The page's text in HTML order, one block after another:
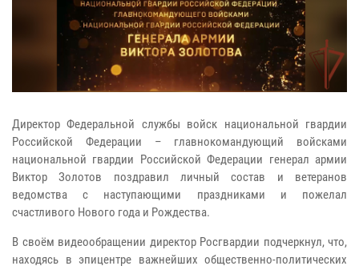
Директор Федеральной службы войск национальной гвардии
Российской Федерации – главнокомандующий войсками
национальной гвардии Российской Федерации генерал армии
Виктор Золотов поздравил личный состав и ветеранов
ведомства с наступающими праздниками и пожелал
счастливого Нового года и Рождества.
В своём видеообращении директор Росгвардии подчеркнул, что,
находясь в эпицентре важнейших общественно-политических